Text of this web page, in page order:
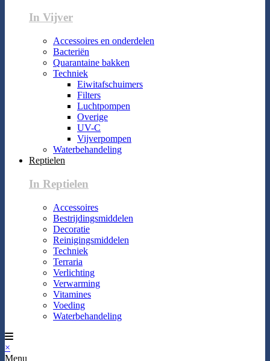
In Vijver
Accessoires en onderdelen
Bacteriën
Quarantaine bakken
Techniek
Eiwitafschuimers
Filters
Luchtpompen
Overige
UV-C
Vijverpompen
Waterbehandeling
Reptielen
In Reptielen
Accessoires
Bestrijdingsmiddelen
Decoratie
Reinigingsmiddelen
Techniek
Terraria
Verlichting
Verwarming
Vitamines
Voeding
Waterbehandeling
×
Menu